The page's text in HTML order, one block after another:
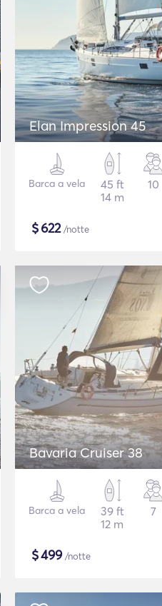
Elan Impression 45
Barca a vela
45 ft
14 m
10
$622/notte
Bavaria Cruiser 38
Barca a vela
39 ft
12 m
7
$499/notte